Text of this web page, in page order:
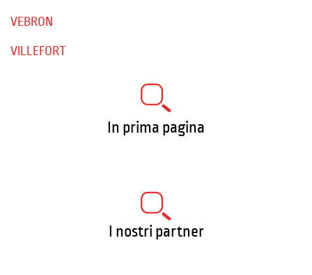
VEBRON
VILLEFORT
In prima pagina
I nostri partner